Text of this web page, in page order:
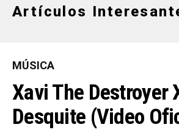
Artículos
MÚSICA
Xavi The Destroyer
Desquite (Video